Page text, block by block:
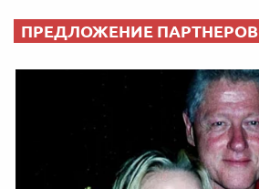
ПРЕДЛОЖЕНИЕ ПАРТНЕРОВ